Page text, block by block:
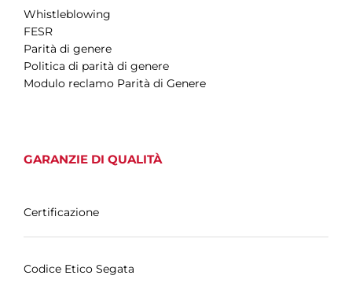
Whistleblowing
FESR
Parità di genere
Politica di parità di genere
Modulo reclamo Parità di Genere
GARANZIE DI QUALITÀ
Certificazione
Codice Etico Segata